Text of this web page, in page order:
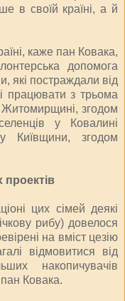
в своїй країні, а й
каже пан Ковака,
допомога
які постраждали від
працювати з трьома
згодом
у Ковалині
Київщини, згодом
проектів
цих сімей деякі
рибу) довелося
на вміст цезію
відмовитися від
накопичувачів
Ковака.